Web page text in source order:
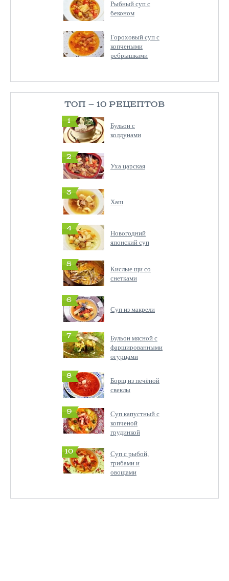
Рыбный суп с
беконом
Гороховый суп с
копчеными
ребрышками
ТОП — 10 РЕЦЕПТОВ
1
Бульон с
колдунами
2
Уха царская
3
Хаш
4
Новогодний
японский суп
5
Кислые щи со
снетками
6
Суп из макрели
7
Бульон мясной с
фаршированными
огурцами
8
Борщ из печёной
свеклы
9
Суп капустный с
копченой
грудинкой
10
Суп с рыбой,
грибами и
овощами